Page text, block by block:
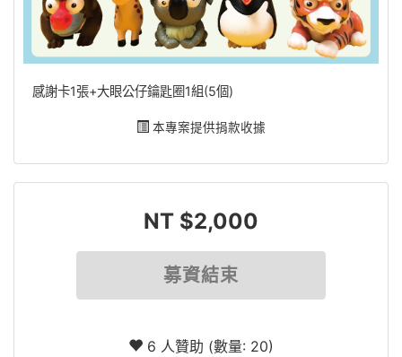
感謝卡1張+大眼公仔鑰匙圈1組(5個)
本專案提供捐款收據
NT $2,000
募資結束
6 人贊助 (數量: 20)